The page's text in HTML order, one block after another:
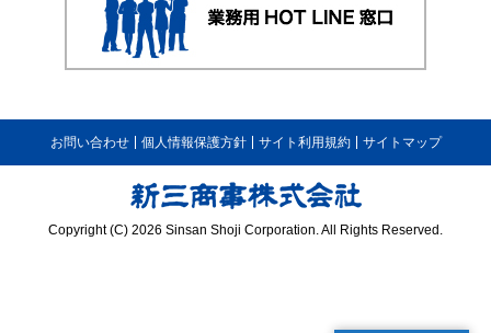
お問い合わせ 個人情報保護方針 サイト利用規約 サイトマップ
Copyright (C) 2026 Sinsan Shoji Corporation. All Rights Reserved.